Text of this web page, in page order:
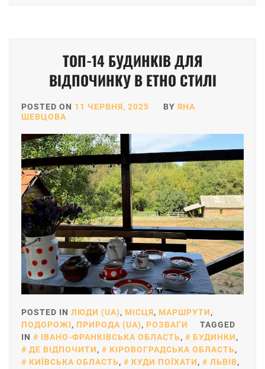
ТОП-14 БУДИНКІВ ДЛЯ
ВІДПОЧИНКУ В ЕТНО СТИЛІ
POSTED ON 11 ЧЕРВНЯ, 2025 BY ЯНА
ШЕВЦОВА
POSTED IN ЛЮДИ (UA), МІСЦЯ, МАРШРУТИ,
ПОДОРОЖІ, ПРИРОДА (UA), РОЗВАГИ
TAGGED
IN
ІВАНО-ФРАНКІВСЬКА ОБЛАСТЬ, БУДИНКИ,
ДЕ ВІДПОЧИТИ, КІРОВОГРАДСЬКА ОБЛАСТЬ,
КИЇВСЬКА ОБЛАСТЬ, КУДИ ПОЇХАТИ, ЛЬВІВ,